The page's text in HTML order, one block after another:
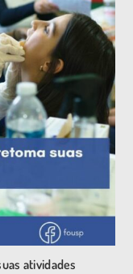
atividades